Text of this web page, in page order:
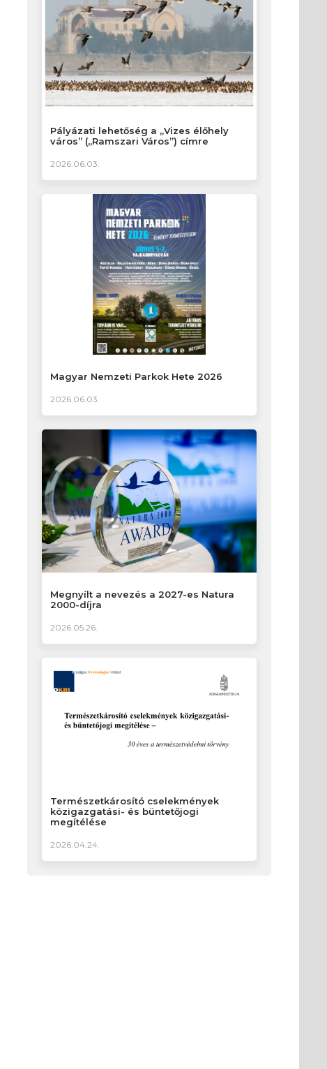
Pályázati lehetőség a „Vizes élőhely
város” („Ramszari Város”) címre
2026.06.03.
Magyar Nemzeti Parkok Hete 2026
2026.06.03.
Megnyílt a nevezés a 2027-es Natura
2000-díjra
2026.05.26.
Természetkárosító cselekmények
közigazgatási- és büntetőjogi
megítélése
2026.04.24.